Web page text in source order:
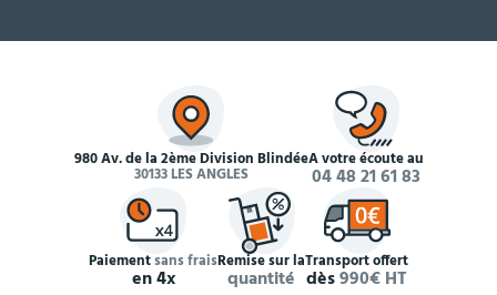
980 Av. de la 2ème Division Blindée
30133 LES ANGLES
À votre écoute au
04 48 21 61 83
Paiementsans frais
en 4x
Remise sur la
quantité
Transport offert
dès990€ HT